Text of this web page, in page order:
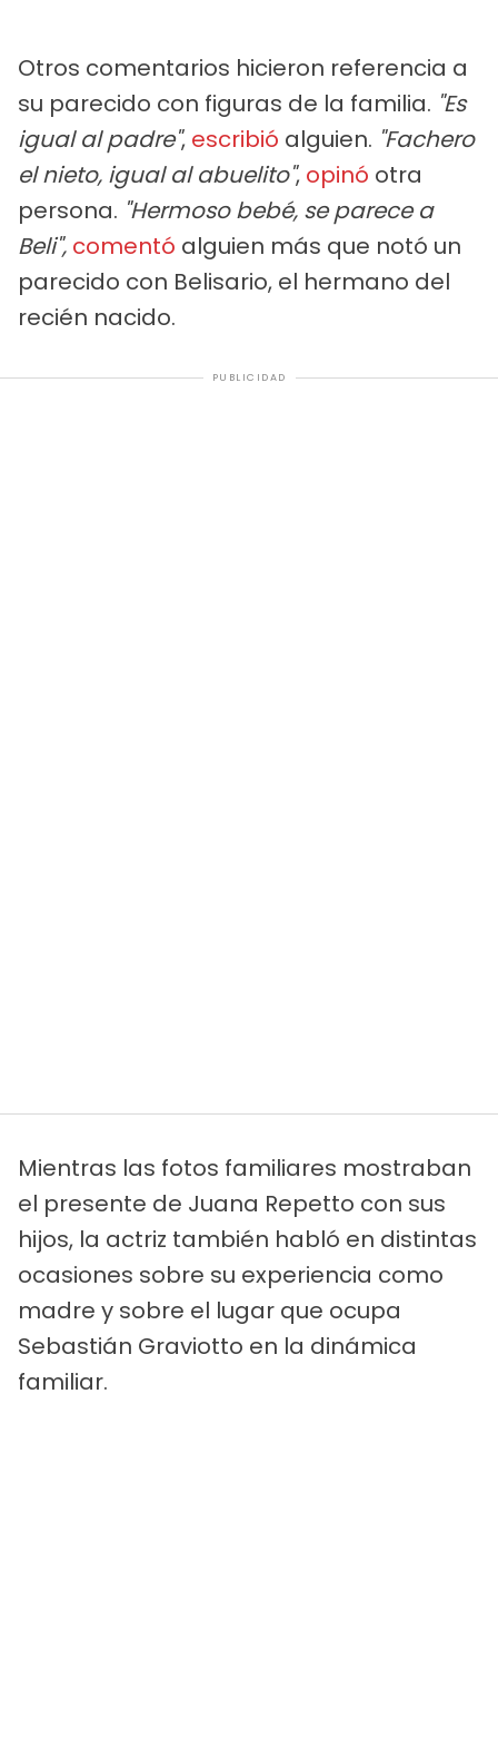
Otros comentarios hicieron referencia a
su parecido con figuras de la familia. "Es
igual al padre", escribió alguien. "Fachero
el nieto, igual al abuelito", opinó otra
persona. "Hermoso bebé, se parece a
Beli", comentó alguien más que notó un
parecido con Belisario, el hermano del
recién nacido.
PUBLICIDAD
Mientras las fotos familiares mostraban
el presente de Juana Repetto con sus
hijos, la actriz también habló en distintas
ocasiones sobre su experiencia como
madre y sobre el lugar que ocupa
Sebastián Graviotto en la dinámica
familiar.